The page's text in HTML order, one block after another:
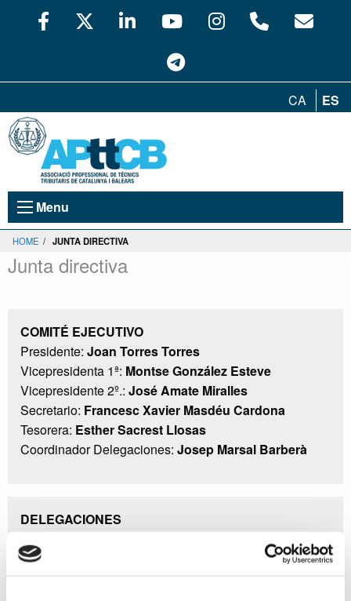
CA ES
Menu
HOME / JUNTA DIRECTIVA
Junta directiva
COMITÉ EJECUTIVO
Presidente: Joan Torres Torres
Vicepresidenta 1ª: Montse González Esteve
Vicepresidente 2º.: José Amate Miralles
Secretario: Francesc Xavier Masdéu Cardona
Tesorera: Esther Sacrest Llosas
Coordinador Delegaciones: Josep Marsal Barberà
DELEGACIONES
Eivissa:
Girona:Eduard Corcoll Lolo